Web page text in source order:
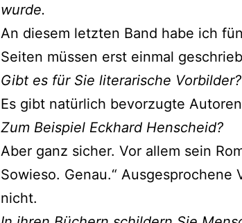
wurde.
An diesem letzten Band habe ich
Seiten müssen erst einmal
Gibt es für Sie literarische Vorbilder?
Es gibt natürlich bevorzugte
Zum Beispiel Eckhard Henscheid?
Aber ganz sicher. Vor allem sein
Sowieso. Genau.“ Ausgesprochene
nicht.